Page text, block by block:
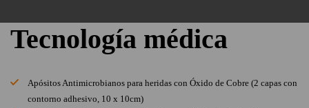
Tecnología médica
Apósitos Antimicrobianos para heridas con Óxido de Cobre (2 capas con
contorno adhesivo, 10 x 10cm)